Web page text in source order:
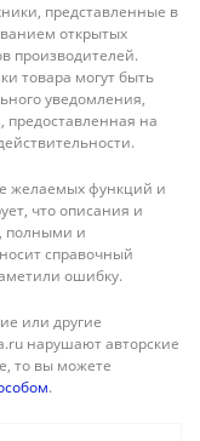
представленные в
открытых
производителей.
товара могут быть
уведомления,
на
желаемых функций и
что описания и
полными и
справочный
ошибку.
или другие
нарушают авторские
то вы можете
.